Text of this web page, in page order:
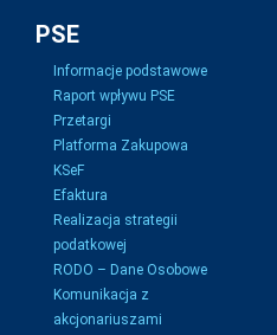
PSE
Informacje podstawowe
Raport wpływu PSE
Przetargi
Platforma Zakupowa
KSeF
Efaktura
Realizacja strategii
podatkowej
RODO – Dane Osobowe
Komunikacja z
akcjonariuszami